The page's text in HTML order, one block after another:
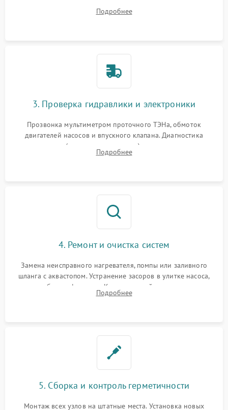
циркуляционному насосу, ТЭНу и сливной помпе.
Подробнее
3. Проверка гидравлики и электроники
Прозвонка мультиметром проточного ТЭНа, обмоток
двигателей насосов и впускного клапана. Диагностика
прессостата (датчика уровня воды), датчика мутности,
концевика дверцы и электронного модуля управления.
Подробнее
4. Ремонт и очистка систем
Замена неисправного нагревателя, помпы или заливного
шланга с аквастопом. Устранение засоров в улитке насоса,
патрубках и фильтрах. Компонентный ремонт платы
управления, восстановление поврежденной проводки.
Подробнее
5. Сборка и контроль герметичности
Монтаж всех узлов на штатные места. Установка новых